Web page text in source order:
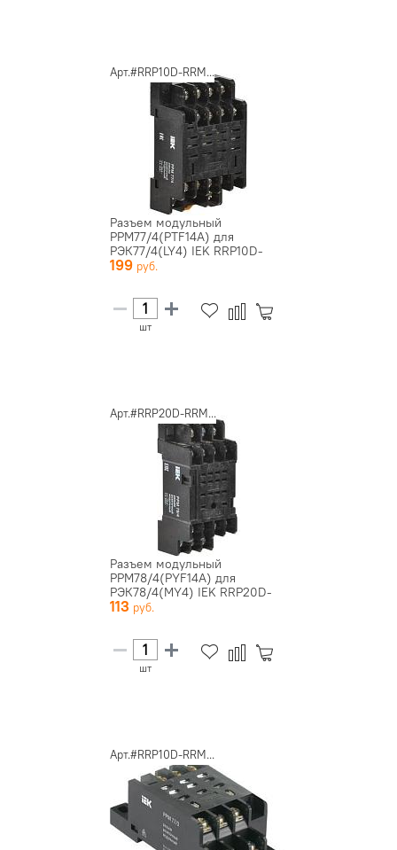
Арт.#RRP10D-RRM...
Разъем модульный
РРМ77/4(PTF14A) для
РЭК77/4(LY4) IEK RRP10D-
RRM-4
199
шт
Арт.#RRP20D-RRM...
Разъем модульный
РРМ78/4(PYF14A) для
РЭК78/4(MY4) IEK RRP20D-
RRM-4
113
шт
Арт.#RRP10D-RRM...